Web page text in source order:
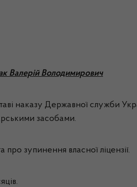
Валерій Володимирович
наказу Державної служби
засобами.
про зупинення власної ліцензії.